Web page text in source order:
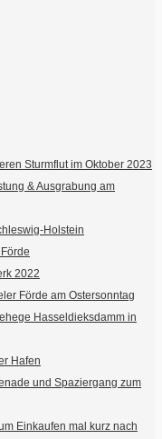
Sturmflut im Oktober 2023
& Ausgrabung am
Holstein
2022
Förde am Ostersonntag
Hasseldieksdamm in
Hafen
und Spaziergang zum
Einkaufen mal kurz nach